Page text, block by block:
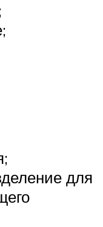
для